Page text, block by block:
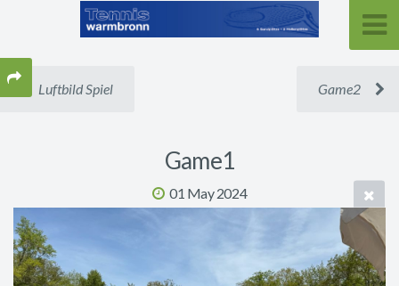
Luftbild Spiel Game2
Game1
01 May 2024